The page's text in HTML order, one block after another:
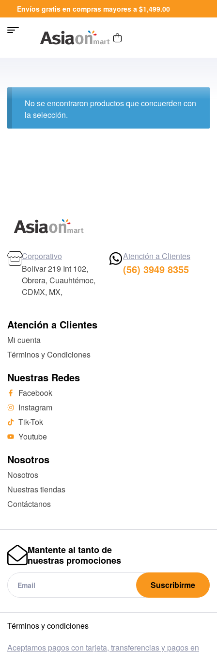
Envíos gratis en compras mayores a $1,499.00
No se encontraron productos que concuerden con
la selección.
Atención a Clientes
Mi cuenta
Términos y Condiciones
Nuestras Redes
Facebook
Instagram
Tik-Tok
Youtube
Nosotros
Nosotros
Nuestras tiendas
Contáctanos
Corporativo
Bolívar 219 Int 102,
Obrera, Cuauhtémoc,
CDMX, MX,
Atención a Clientes
(56) 3949 8355
Mantente al tanto de
nuestras promociones
Suscribirme
Términos y condiciones
Aceptamos pagos con tarjeta, transferencias y pagos en